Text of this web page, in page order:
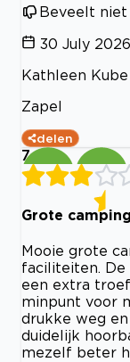
Beveelt niet
30 July 2026
Kathleen Kube
Zapel
delen
7
Grote
Mooie grote
faciliteiten.
een extra
minpunt voor
drukke weg
duidelijk
mezelf beter